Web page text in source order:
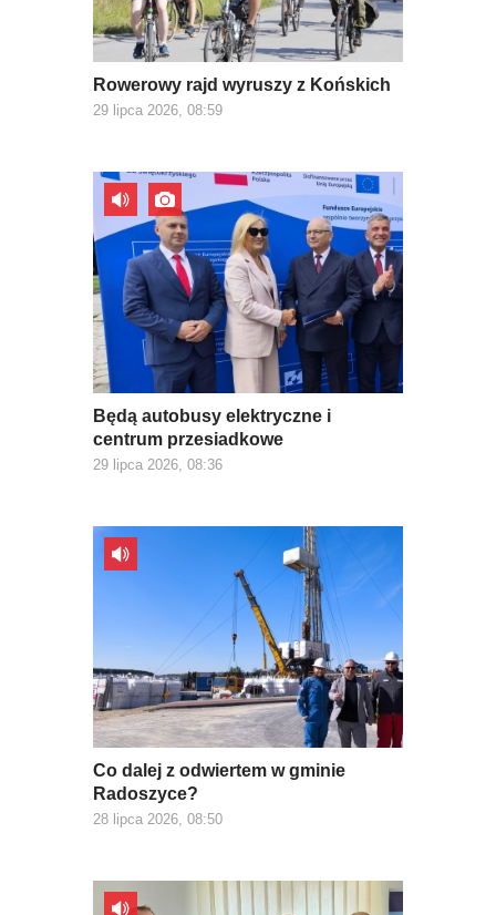
Rowerowy rajd wyruszy z Końskich
29 lipca 2026, 08:59
Będą autobusy elektryczne i
centrum przesiadkowe
29 lipca 2026, 08:36
Co dalej z odwiertem w gminie
Radoszyce?
28 lipca 2026, 08:50